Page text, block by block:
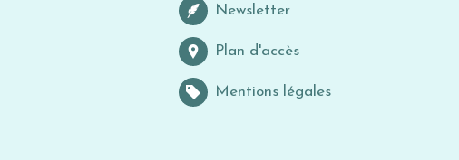
Newsletter
Plan d'accès
Mentions légales